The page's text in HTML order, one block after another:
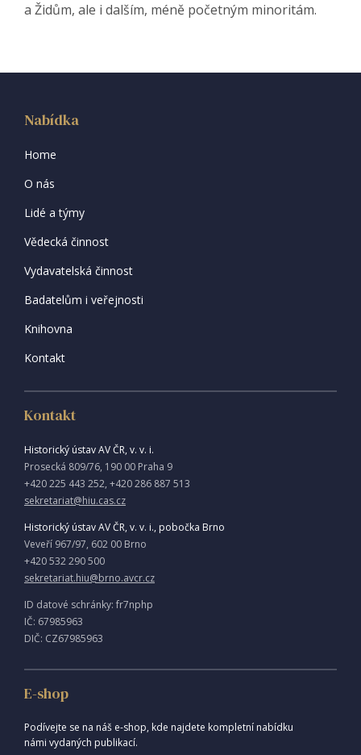
a Židům, ale i dalším, méně početným minoritám.
Nabídka
Home
O nás
Lidé a týmy
Vědecká činnost
Vydavatelská činnost
Badatelům i veřejnosti
Knihovna
Kontakt
Kontakt
Historický ústav AV ČR, v. v. i.
Prosecká 809/76, 190 00 Praha 9
+420 225 443 252, +420 286 887 513
sekretariat@hiu.cas.cz
Historický ústav AV ČR, v. v. i., pobočka Brno
Veveří 967/97, 602 00 Brno
+420 532 290 500
sekretariat.hiu@brno.avcr.cz
ID datové schránky: fr7nphp
IČ: 67985963
DIČ: CZ67985963
E-shop
Podívejte se na náš e-shop, kde najdete kompletní nabídku
námi vydaných publikací.